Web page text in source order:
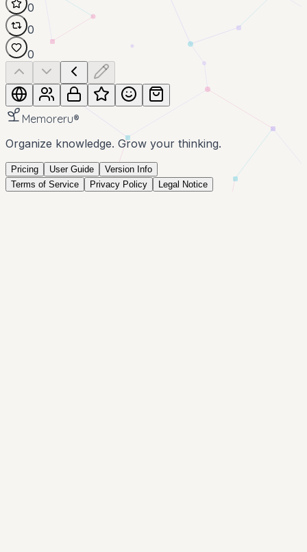
0
0
0
Memoreru®
Organize knowledge. Grow your thinking.
Pricing User Guide
Version Info
Terms of Service
Privacy Policy Legal Notice